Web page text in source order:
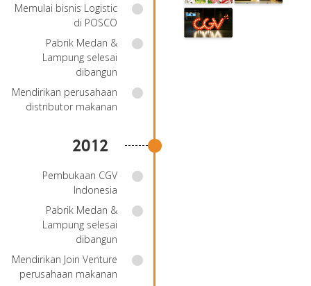
Memulai bisnis Logistic
di POSCO
Pabrik Medan &
Lampung selesai
dibangun
Mendirikan perusahaan
distributor makanan
2012
Pembukaan CGV
Indonesia
Pabrik Medan &
Lampung selesai
dibangun
Mendirikan Join Venture
perusahaan makanan